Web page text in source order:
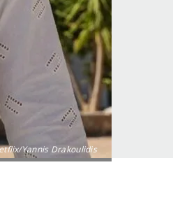
Yannis Drakoulidis